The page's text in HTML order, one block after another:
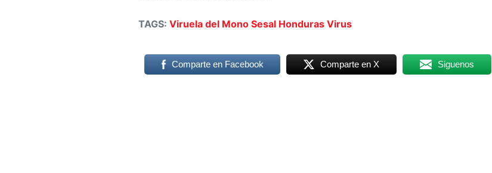
TAGS: Viruela del Mono Sesal Honduras Virus
Comparte en Facebook Comparte en X Siguenos